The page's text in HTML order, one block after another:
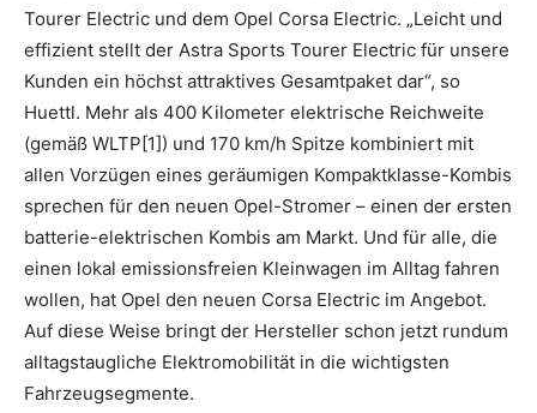
Tourer Electric und dem Opel Corsa Electric. „Leicht und
effizient stellt der Astra Sports Tourer Electric für unsere
Kunden ein höchst attraktives Gesamtpaket dar“, so
Huettl. Mehr als 400 Kilometer elektrische Reichweite
(gemäß WLTP[1]) und 170 km/h Spitze kombiniert mit
allen Vorzügen eines geräumigen Kompaktklasse-Kombis
sprechen für den neuen Opel-Stromer – einen der ersten
batterie-elektrischen Kombis am Markt. Und für alle, die
einen lokal emissionsfreien Kleinwagen im Alltag fahren
wollen, hat Opel den neuen Corsa Electric im Angebot.
Auf diese Weise bringt der Hersteller schon jetzt rundum
alltagstaugliche Elektromobilität in die wichtigsten
Fahrzeugsegmente.